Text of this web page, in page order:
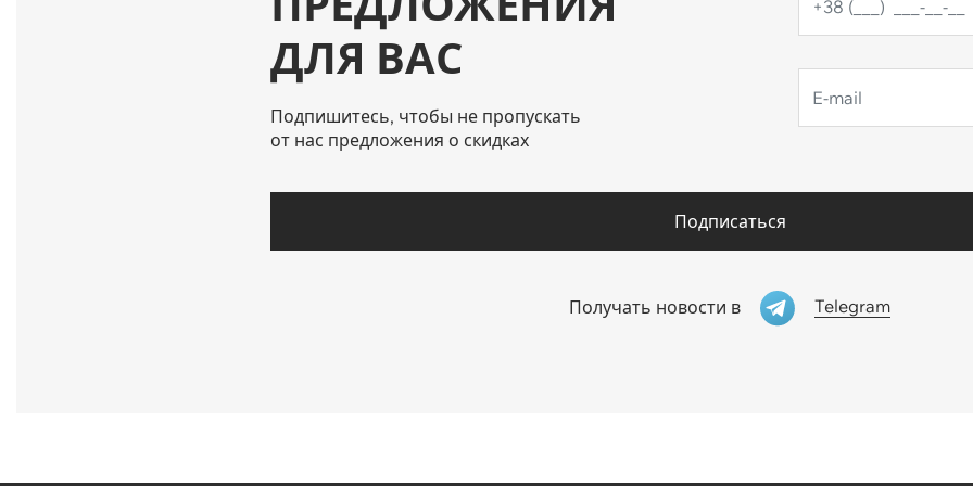
ДЛЯ ВАС
Подпишитесь, чтобы не пропускать
от нас предложения о скидках
Подписаться
Получать новости в Telegram